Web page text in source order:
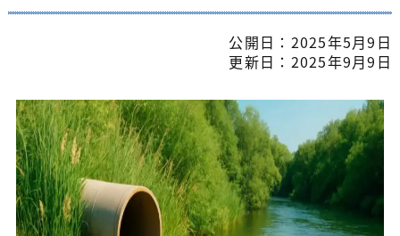
公開日：2025年5月9日
更新日：2025年9月9日